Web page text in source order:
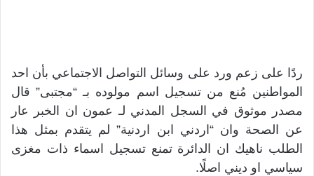
ردًا على زعم ورد على وسائل التواصل الاجتماعي بأن احد
المواطنين مُنع من تسجيل اسم مولوده بـ “مجتبى” قال
مصدر موثوق في السجل المدني لـ عمون ان الخبر عار
عن الصحة وان “اردني ابن اردنية” لم يتقدم بمثل هذا
الطلب ناهيك ان الدائرة تمنع تسجيل اسماء ذات مغزى
سياسي او ديني اصلًا.